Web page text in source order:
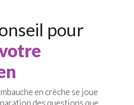
pour
en crèche se joue
des questions que